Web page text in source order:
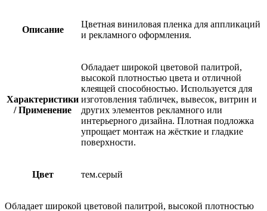
Описание
Цветная виниловая пленка для аппликаций
и рекламного оформления.
Характеристики
/ Применение
Обладает широкой цветовой палитрой,
высокой плотностью цвета и отличной
клеящей способностью. Используется для
изготовления табличек, вывесок, витрин и
других элементов рекламного или
интерьерного дизайна. Плотная подложка
упрощает монтаж на жёсткие и гладкие
поверхности.
Цвет тем.серый
Обладает широкой цветовой палитрой, высокой плотностью